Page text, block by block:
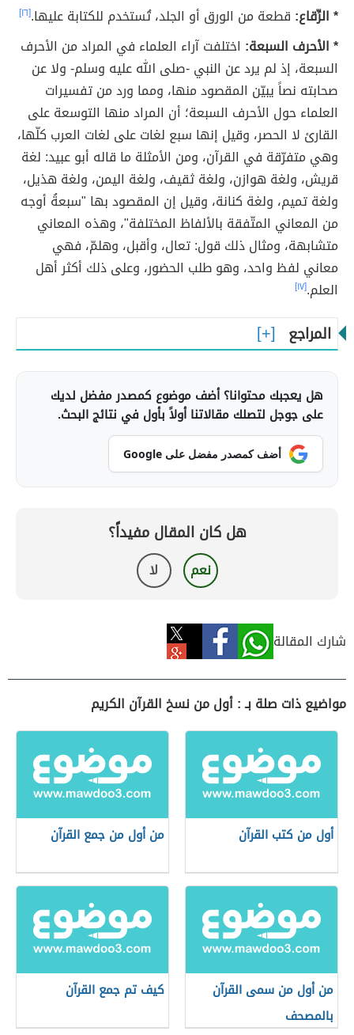
* الرِّقاع: قطعة من الورق أو الجلد، تُستخدم للكتابة عليها.[١٦]
* الأحرف السبعة: اختلفت آراء العلماء في المراد من الأحرف
السبعة، إذ لم يرد عن النبي -صلى الله عليه وسلم- ولا عن
صحابته نصاً يبيّن المقصود منها، ومما ورد من تفسيرات
العلماء حول الأحرف السبعة؛ أن المراد منها التوسعة على
القارئ لا الحصر، وقيل إنها سبع لغات على لغات العرب كلّها،
وهي متفرّقة في القرآن، ومن الأمثلة ما قاله أبو عبيد: لغة
قريش، ولغة هوازن، ولغة ثقيف، ولغة اليمن، ولغة هذيل،
ولغة تميم، ولغة كنانة، وقيل إن المقصود بها "سبعةُ أوجه
من المعاني المتّفقة بالألفاظ المختلفة"، وهذه المعاني
متشابهة، ومثال ذلك قول: تعال، وأقبل، وهلمّ، فهي
معاني لفظ واحد، وهو طلب الحضور، وعلى ذلك أكثر أهل
العلم.[١٧]
المراجع
هل يعجبك محتوانا؟ أضف موضوع كمصدر مفضل لديك
على جوجل لتصلك مقالاتنا أولاً بأول في نتائج البحث.
أضف كمصدر مفضل على Google
هل كان المقال مفيداً؟
نعم لا
شارك المقالة
مواضيع ذات صلة بـ : أول من نسخ القرآن الكريم
أول من كتب القرآن من أول من جمع القرآن
من أول من سمى القرآن
بالمصحف
كيف تم جمع القرآن